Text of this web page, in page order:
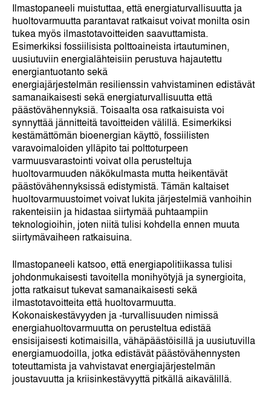
Ilmastopaneeli muistuttaa, että energiaturvallisuutta ja
huoltovarmuutta parantavat ratkaisut voivat monilta osin
tukea myös ilmastotavoitteiden saavuttamista.
Esimerkiksi fossiilisista polttoaineista irtautuminen,
uusiutuviin energialähteisiin perustuva hajautettu
energiantuotanto sekä
energiajärjestelmän resilienssin vahvistaminen edistävät
samanaikaisesti sekä energiaturvallisuutta että
päästövähennyksiä. Toisaalta osa ratkaisuista voi
synnyttää jännitteitä tavoitteiden välillä. Esimerkiksi
kestämättömän bioenergian käyttö, fossiilisten
varavoimaloiden ylläpito tai polttoturpeen
varmuusvarastointi voivat olla perusteltuja
huoltovarmuuden näkökulmasta mutta heikentävät
päästövähennyksissä edistymistä. Tämän kaltaiset
huoltovarmuustoimet voivat lukita järjestelmiä vanhoihin
rakenteisiin ja hidastaa siirtymää puhtaampiin
teknologioihin, joten niitä tulisi kohdella ennen muuta
siirtymävaiheen ratkaisuina.
Ilmastopaneeli katsoo, että energiapolitiikassa tulisi
johdonmukaisesti tavoitella monihyötyjä ja synergioita,
jotta ratkaisut tukevat samanaikaisesti sekä
ilmastotavoitteita että huoltovarmuutta.
Kokonaiskestävyyden ja -turvallisuuden nimissä
energiahuoltovarmuutta on perusteltua edistää
ensisijaisesti kotimaisilla, vähäpäästöisillä ja uusiutuvilla
energiamuodoilla, jotka edistävät päästövähennysten
toteuttamista ja vahvistavat energiajärjestelmän
joustavuutta ja kriisinkestävyyttä pitkällä aikavälillä.